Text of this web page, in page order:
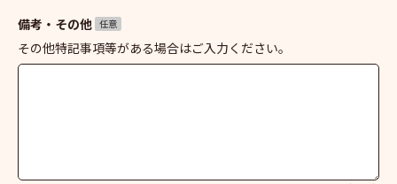
備考・その他 任意
その他特記事項等がある場合はご入力ください。